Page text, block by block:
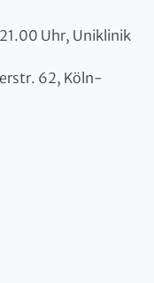
Uhr, Uniklinik
62, Köln-